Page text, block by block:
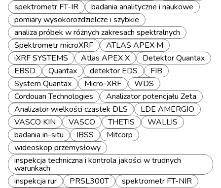
spektrometr FT-IR
badania analityczne i naukowe
pomiary wysokorozdzielcze i szybkie
analiza próbek w różnych zakresach spektralnych
Spektrometr microXRF
ATLAS APEX M
iXRF SYSTEMS
Atlas APEX X
Detektor Quantax
EBSD
Quantax detektor EDS
FIB
System Quantax
Micro-XRF
WDS
Cordouan Technologies
Analizator potencjału Zeta
Analizator wielkości cząstek DLS
LDE AMERGIO
VASCO KIN
VASCO THETIS
WALLIS
badania in-situ
IBSS
Mitcorp
wideoskop przemysłowy
inspekcja techniczna i kontrola jakości w trudnych
warunkach
inspekcja rur
PRSL300T
spektrometr FT-NIR